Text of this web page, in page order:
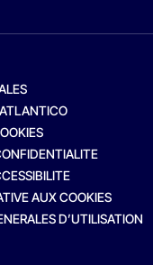
AUX COOKIES
D’UTILISATION